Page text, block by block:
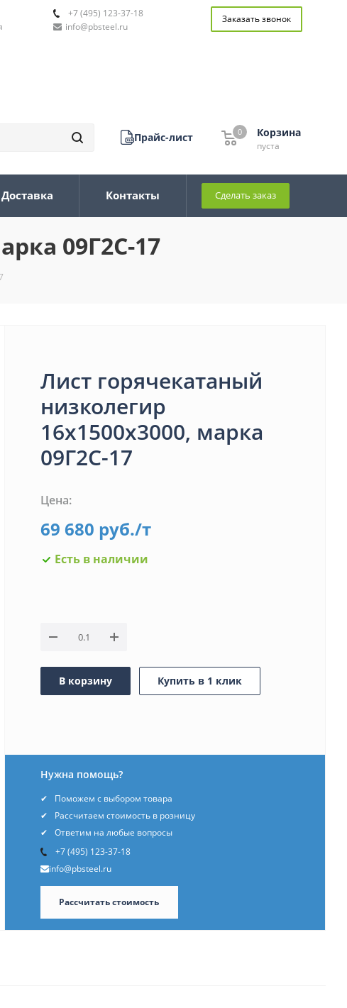
+7 (495) 123-37-18
info@pbsteel.ru
Заказать звонок
Прайс-лист Корзина
0
пуста
0
Доставка Контакты Сделать заказ
09Г2С-17
Лист горячекатаный
низколегир
16х1500х3000, марка
09Г2С-17
Цена:
69 680 руб./т
Есть в наличии
В корзину Купить в 1 клик
Нужна помощь?
Поможем с выбором товара
Рассчитаем стоимость в розницу
Ответим на любые вопросы
+7 (495) 123-37-18
info@pbsteel.ru
Рассчитать стоимость